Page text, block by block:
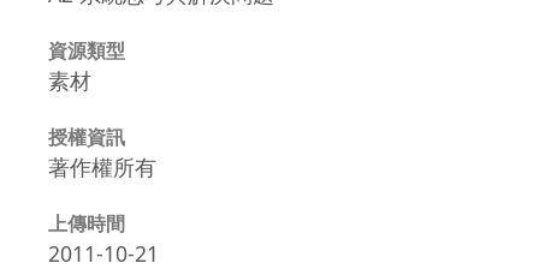
資源類型
素材
授權資訊
著作權所有
上傳時間
2011-10-21